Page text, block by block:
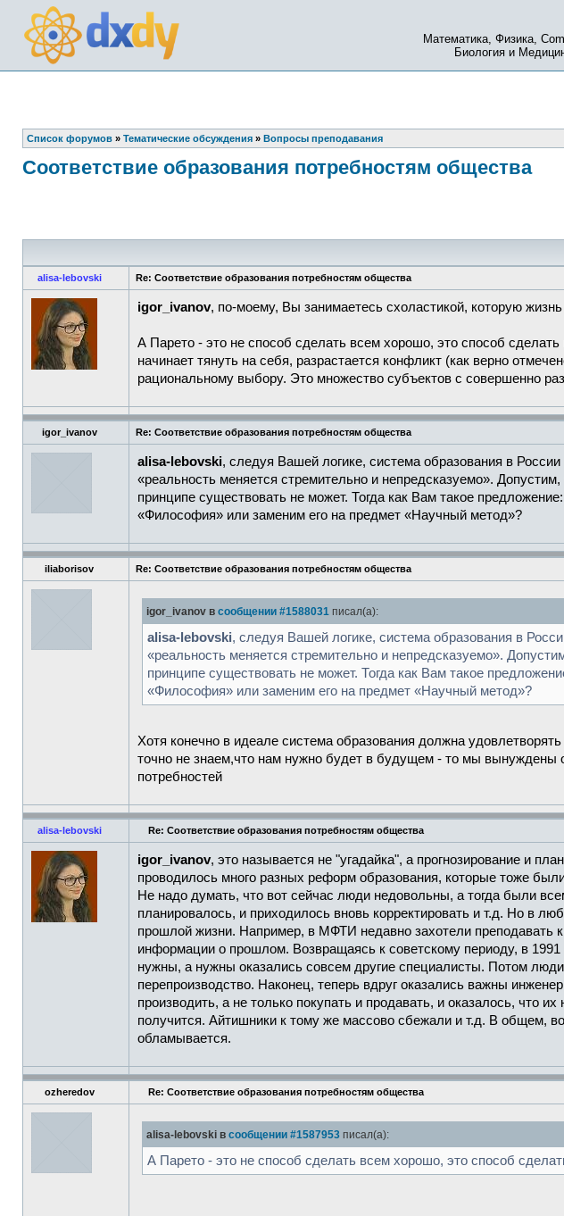
Математика, Физика,
Биология и
Список форумов » Тематические обсуждения » Вопросы преподавания
Соответствие образования потребностям общества
alisa-lebovski Re: Соответствие образования потребностям общества
igor_ivanov, по-моему, Вы занимаетесь схоластикой, которую
А Парето - это не способ сделать всем хорошо, это способ
начинает тянуть на себя, разрастается конфликт (как верно
рациональному выбору. Это множество субъектов с совершенно
igor_ivanov Re: Соответствие образования потребностям общества
alisa-lebovski, следуя Вашей логике, система образования в
«реальность меняется стремительно и непредсказуемо».
принципе существовать не может. Тогда как Вам такое
«Философия» или заменим его на предмет «Научный метод»?
iliaborisov Re: Соответствие образования потребностям общества
igor_ivanov в сообщении #1588031 писал(а):
alisa-lebovski, следуя Вашей логике, система образования в
«реальность меняется стремительно и непредсказуемо».
принципе существовать не может. Тогда как Вам такое
«Философия» или заменим его на предмет «Научный метод»?
Хотя конечно в идеале система образования должна
точно не знаем,что нам нужно будет в будущем - то мы вынуждены
потребностей
alisa-lebovski Re: Соответствие образования потребностям общества
igor_ivanov, это называется не "угадайка", а прогнозирование и
проводилось много разных реформ образования, которые тоже
Не надо думать, что вот сейчас люди недовольны, а тогда были
планировалось, и приходилось вновь корректировать и т.д. Но в
прошлой жизни. Например, в МФТИ недавно захотели преподавать
информации о прошлом. Возвращаясь к советскому периоду, в
нужны, а нужны оказались совсем другие специалисты. Потом
перепроизводство. Наконец, теперь вдруг оказались важны
производить, а не только покупать и продавать, и оказалось, что
получится. Айтишники к тому же массово сбежали и т.д. В общем,
обламывается.
ozheredov Re: Соответствие образования потребностям общества
alisa-lebovski в сообщении #1587953 писал(а):
А Парето - это не способ сделать всем хорошо, это способ